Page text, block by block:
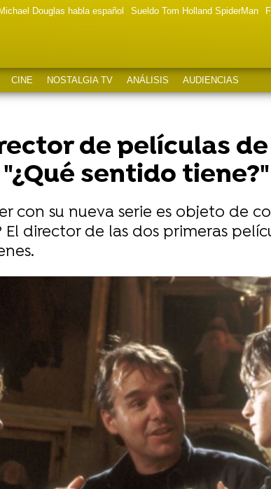
Douglas habla español Sueldo Tom Holland SpiderMan
CINE NOSTALGIA TV ANÁLISIS AUDIENCIAS
de películas
sentido tiene?"
con su nueva serie es objeto de
director de las dos primeras
Weasley: Primer vistazo a la icónica